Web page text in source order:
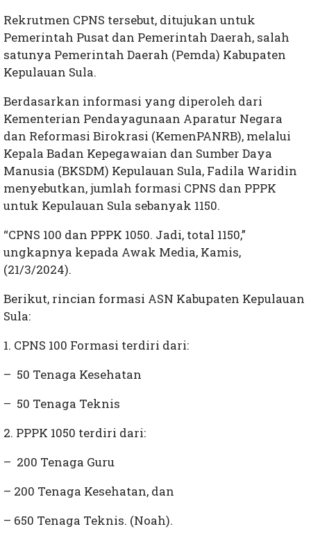
Rekrutmen CPNS tersebut, ditujukan untuk
Pemerintah Pusat dan Pemerintah Daerah, salah
satunya Pemerintah Daerah (Pemda) Kabupaten
Kepulauan Sula.
Berdasarkan informasi yang diperoleh dari
Kementerian Pendayagunaan Aparatur Negara
dan Reformasi Birokrasi (KemenPANRB), melalui
Kepala Badan Kepegawaian dan Sumber Daya
Manusia (BKSDM) Kepulauan Sula, Fadila Waridin
menyebutkan, jumlah formasi CPNS dan PPPK
untuk Kepulauan Sula sebanyak 1150.
“CPNS 100 dan PPPK 1050. Jadi, total 1150,”
ungkapnya kepada Awak Media, Kamis,
(21/3/2024).
Berikut, rincian formasi ASN Kabupaten Kepulauan
Sula:
1. CPNS 100 Formasi terdiri dari:
– 50 Tenaga Kesehatan
– 50 Tenaga Teknis
2. PPPK 1050 terdiri dari:
– 200 Tenaga Guru
– 200 Tenaga Kesehatan, dan
– 650 Tenaga Teknis. (Noah).